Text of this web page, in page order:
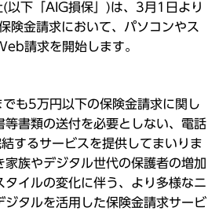
以下「AIG損保」)は、3月1日より
険金請求において、パソコンやス
請求を開始します。
も5万円以下の保険金請求に関し
等書類の送付を必要としない、電話
するサービスを提供してまいりま
家族やデジタル世代の保護者の増加
タイルの変化に伴う、より多様なニ
ジタルを活用した保険金請求サービ